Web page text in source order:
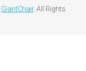
GiantChair. All Rights